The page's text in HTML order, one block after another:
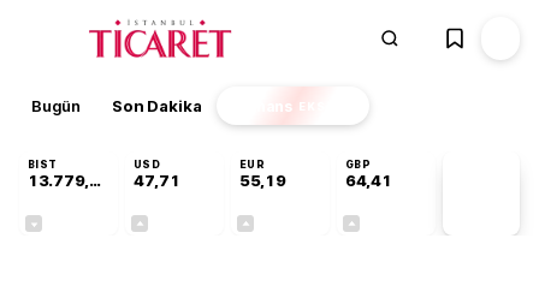
Bugün Son Dakika Finans EKSTRA
BIST
13.779,39
USD
47,71
EUR
55,19
GBP
64,41